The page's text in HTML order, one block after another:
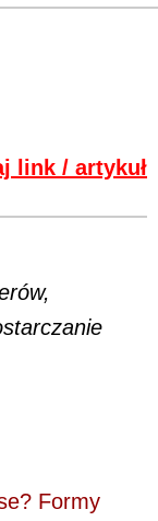
link / artykuł
Formy